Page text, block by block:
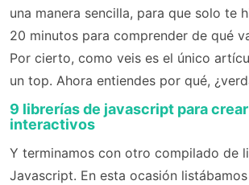
una manera sencilla, para que solo te
20 minutos para comprender de qué
Por cierto, como veis es el único
un top. Ahora entiendes por qué,
9 librerías de javascript para
interactivos
Y terminamos con otro compilado de
Javascript. En esta ocasión